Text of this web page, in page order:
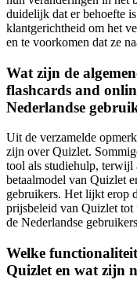
duidelijk dat er behoefte
klantgerichtheid om het
en te voorkomen dat ze
Wat zijn de
flashcards and
Nederlandse
Uit de verzamelde
zijn over Quizlet.
tool als studiehulp, terwijl
betaalmodel van Quizlet
gebruikers. Het lijkt erop
prijsbeleid van Quizlet tot
de Nederlandse
Welke
Quizlet en wat zijn